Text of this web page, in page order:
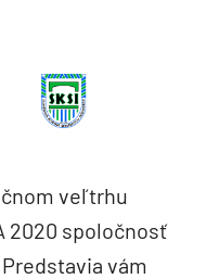
veľtrhu
2020 spoločnosť
vám